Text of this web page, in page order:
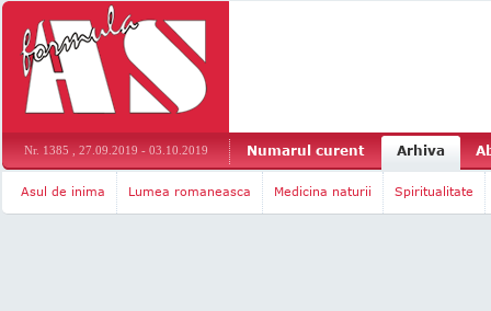
Nr. 1385 , 27.09.2019 - 03.10.2019 Numarul curent Arhiva
Asul de inima Lumea romaneasca Medicina naturii Spiritualitate